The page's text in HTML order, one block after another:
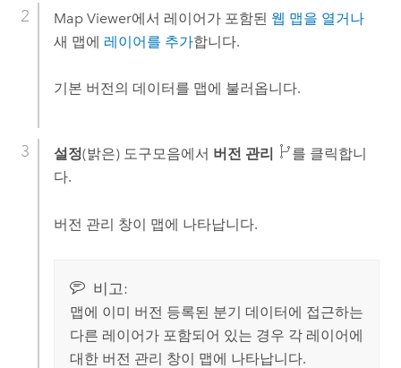
Map Viewer에서 레이어가 포함된 웹 맵을 열거나
새 맵에 레이어를 추가합니다.
기본 버전의 데이터를 맵에 불러옵니다.
설정(밝은) 도구모음에서 버전 관리
를 클릭합니
다.
버전 관리 창이 맵에 나타납니다.
비고:
맵에 이미 버전 등록된 분기 데이터에 접근하는
다른 레이어가 포함되어 있는 경우 각 레이어에
대한 버전 관리 창이 맵에 나타납니다.